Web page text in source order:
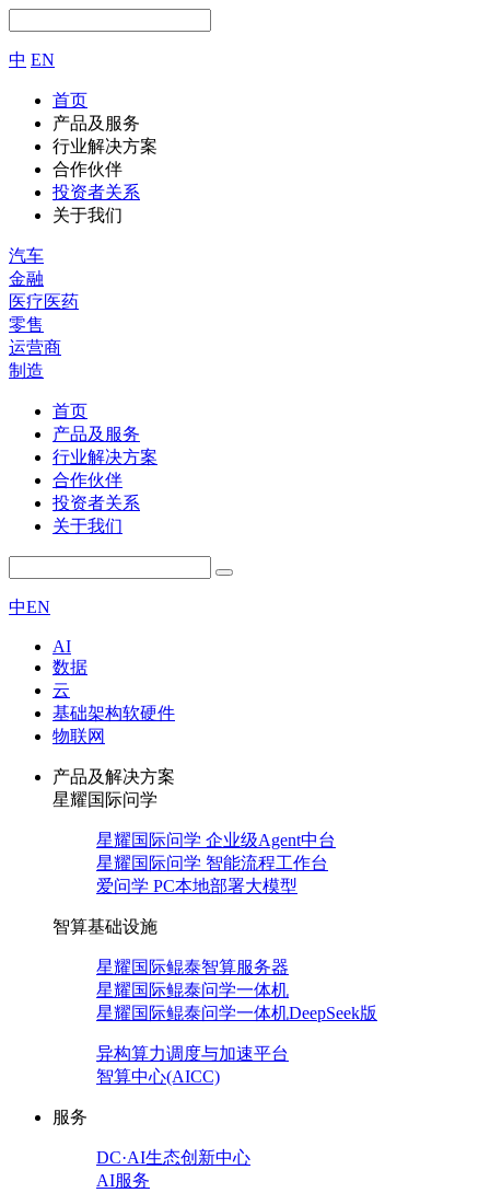
中 EN
首页
产品及服务
行业解决方案
合作伙伴
投资者关系
关于我们
汽车
金融
医疗医药
零售
运营商
制造
首页
产品及服务
行业解决方案
合作伙伴
投资者关系
关于我们
中EN
AI
数据
云
基础架构软硬件
物联网
产品及解决方案
星耀国际问学
星耀国际问学 企业级Agent中台
星耀国际问学 智能流程工作台
爱问学 PC本地部署大模型
智算基础设施
星耀国际鲲泰智算服务器
星耀国际鲲泰问学一体机
星耀国际鲲泰问学一体机DeepSeek版
异构算力调度与加速平台
智算中心(AICC)
服务
DC·AI生态创新中心
AI服务